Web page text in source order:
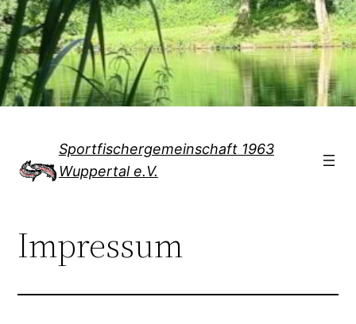
Direkt
zum
Inhalt
wechseln
Sportfischergemeinschaft 1963
Wuppertal e.V.
Impressum